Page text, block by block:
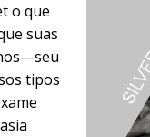
o que
suas
tipos